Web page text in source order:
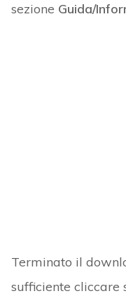
sezione Guida/
Terminato il
sufficiente cliccare